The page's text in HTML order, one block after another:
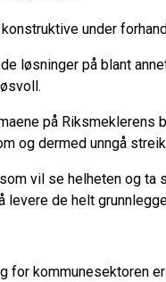
under
løsninger på blant
på Riksmeklerens
og dermed unngå
vil se helheten og ta
levere de helt
for kommunesektoren